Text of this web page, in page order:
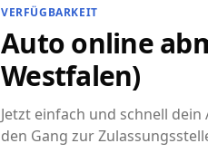
VERFÜGBARKEIT
Auto online
Westfalen)
Jetzt einfach und schnell
den Gang zur